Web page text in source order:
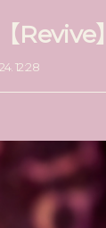
Revive】
12:28